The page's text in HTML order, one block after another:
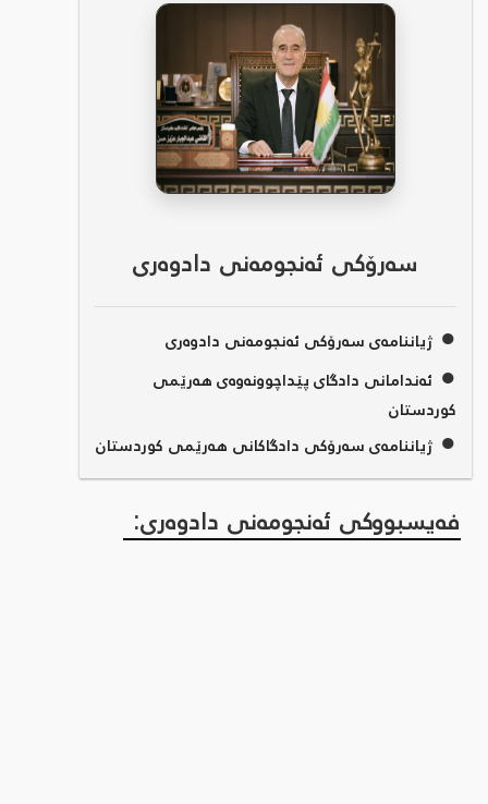
سەرۆکی ئەنجومەنی دادوەری
●ژیاننامەی سەرۆکی ئەنجومەنی دادوەری
● ئەندامانی دادگای پێداچوونەوەی هەرێمی
کوردستان
●ژیاننامەی سەرۆکی دادگاکانی هەرێمی کوردستان
فەیسبووکی ئەنجومەنی دادوەری: